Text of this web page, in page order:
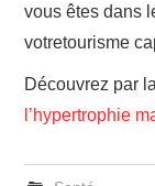
vous êtes dans
votretourisme
Découvrez par
l’hypertrophie